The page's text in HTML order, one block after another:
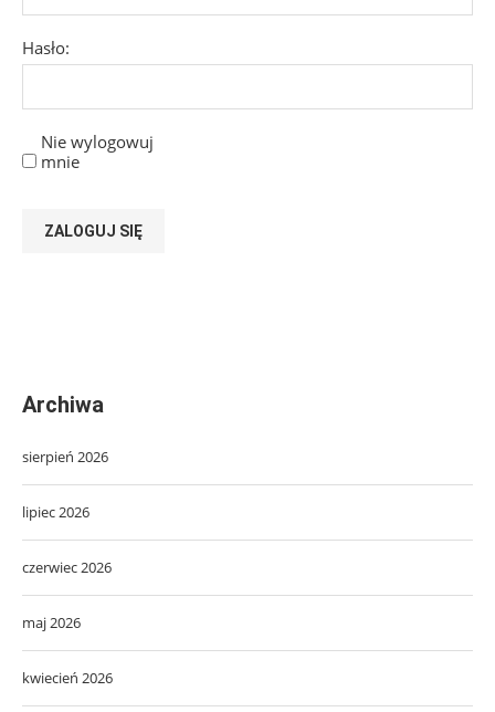
Hasło:
Nie wylogowuj
mnie
ZALOGUJ SIĘ
Archiwa
sierpień 2026
lipiec 2026
czerwiec 2026
maj 2026
kwiecień 2026